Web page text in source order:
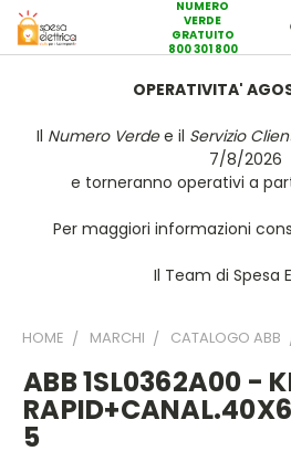
NUMERO
VERDE
GRATUITO
800 301 800
OPERATIVITA'
Il Numero Verdee il Servizio
7/8/2026
e torneranno operativi a
Per maggiori informazioni
Il Team di Spesa
HOME MARCHI CATALOGO ABB
ABB 1SL0362A00 -
5